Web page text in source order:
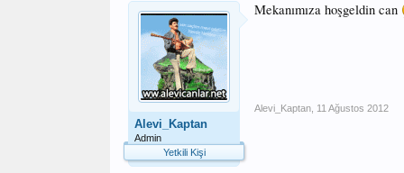
Alevi_Kaptan
Admin
Yetkili Kişi
Mekanımıza hoşgeldin can
Alevi_Kaptan 11 Ağustos 2012